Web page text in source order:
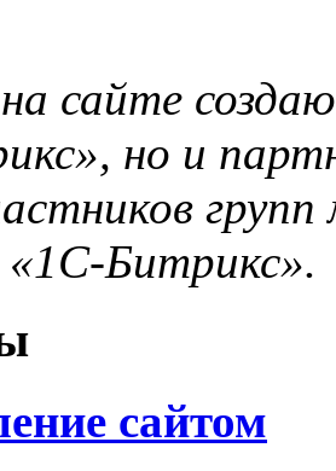
сайте
но и
«1С-Битрикс».
сайтом